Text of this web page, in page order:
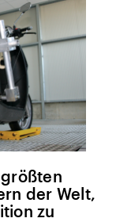
der Welt,
zu